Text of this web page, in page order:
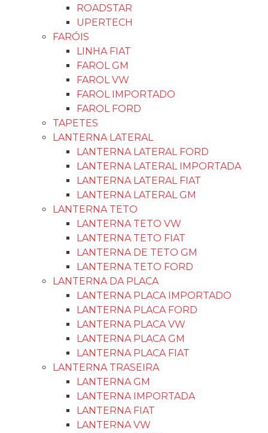
ROADSTAR
UPERTECH
FARÓIS
LINHA FIAT
FAROL GM
FAROL VW
FAROL IMPORTADO
FAROL FORD
TAPETES
LANTERNA LATERAL
LANTERNA LATERAL FORD
LANTERNA LATERAL IMPORTADA
LANTERNA LATERAL FIAT
LANTERNA LATERAL GM
LANTERNA TETO
LANTERNA TETO VW
LANTERNA TETO FIAT
LANTERNA DE TETO GM
LANTERNA TETO FORD
LANTERNA DA PLACA
LANTERNA PLACA IMPORTADO
LANTERNA PLACA FORD
LANTERNA PLACA VW
LANTERNA PLACA GM
LANTERNA PLACA FIAT
LANTERNA TRASEIRA
LANTERNA GM
LANTERNA IMPORTADA
LANTERNA FIAT
LANTERNA VW